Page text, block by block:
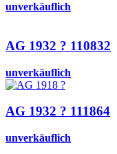
unverkäuflich
AG 1932 ? 110832
unverkäuflich
AG 1932 ? 111864
unverkäuflich